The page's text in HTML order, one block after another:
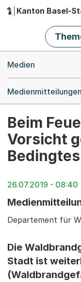
Hauptnavigation
Kanton Basel-
Medien
Medienmitteilungen
Beim
Vorsicht
26.07.2019 - 08:40
Departement für
Die
Stadt ist